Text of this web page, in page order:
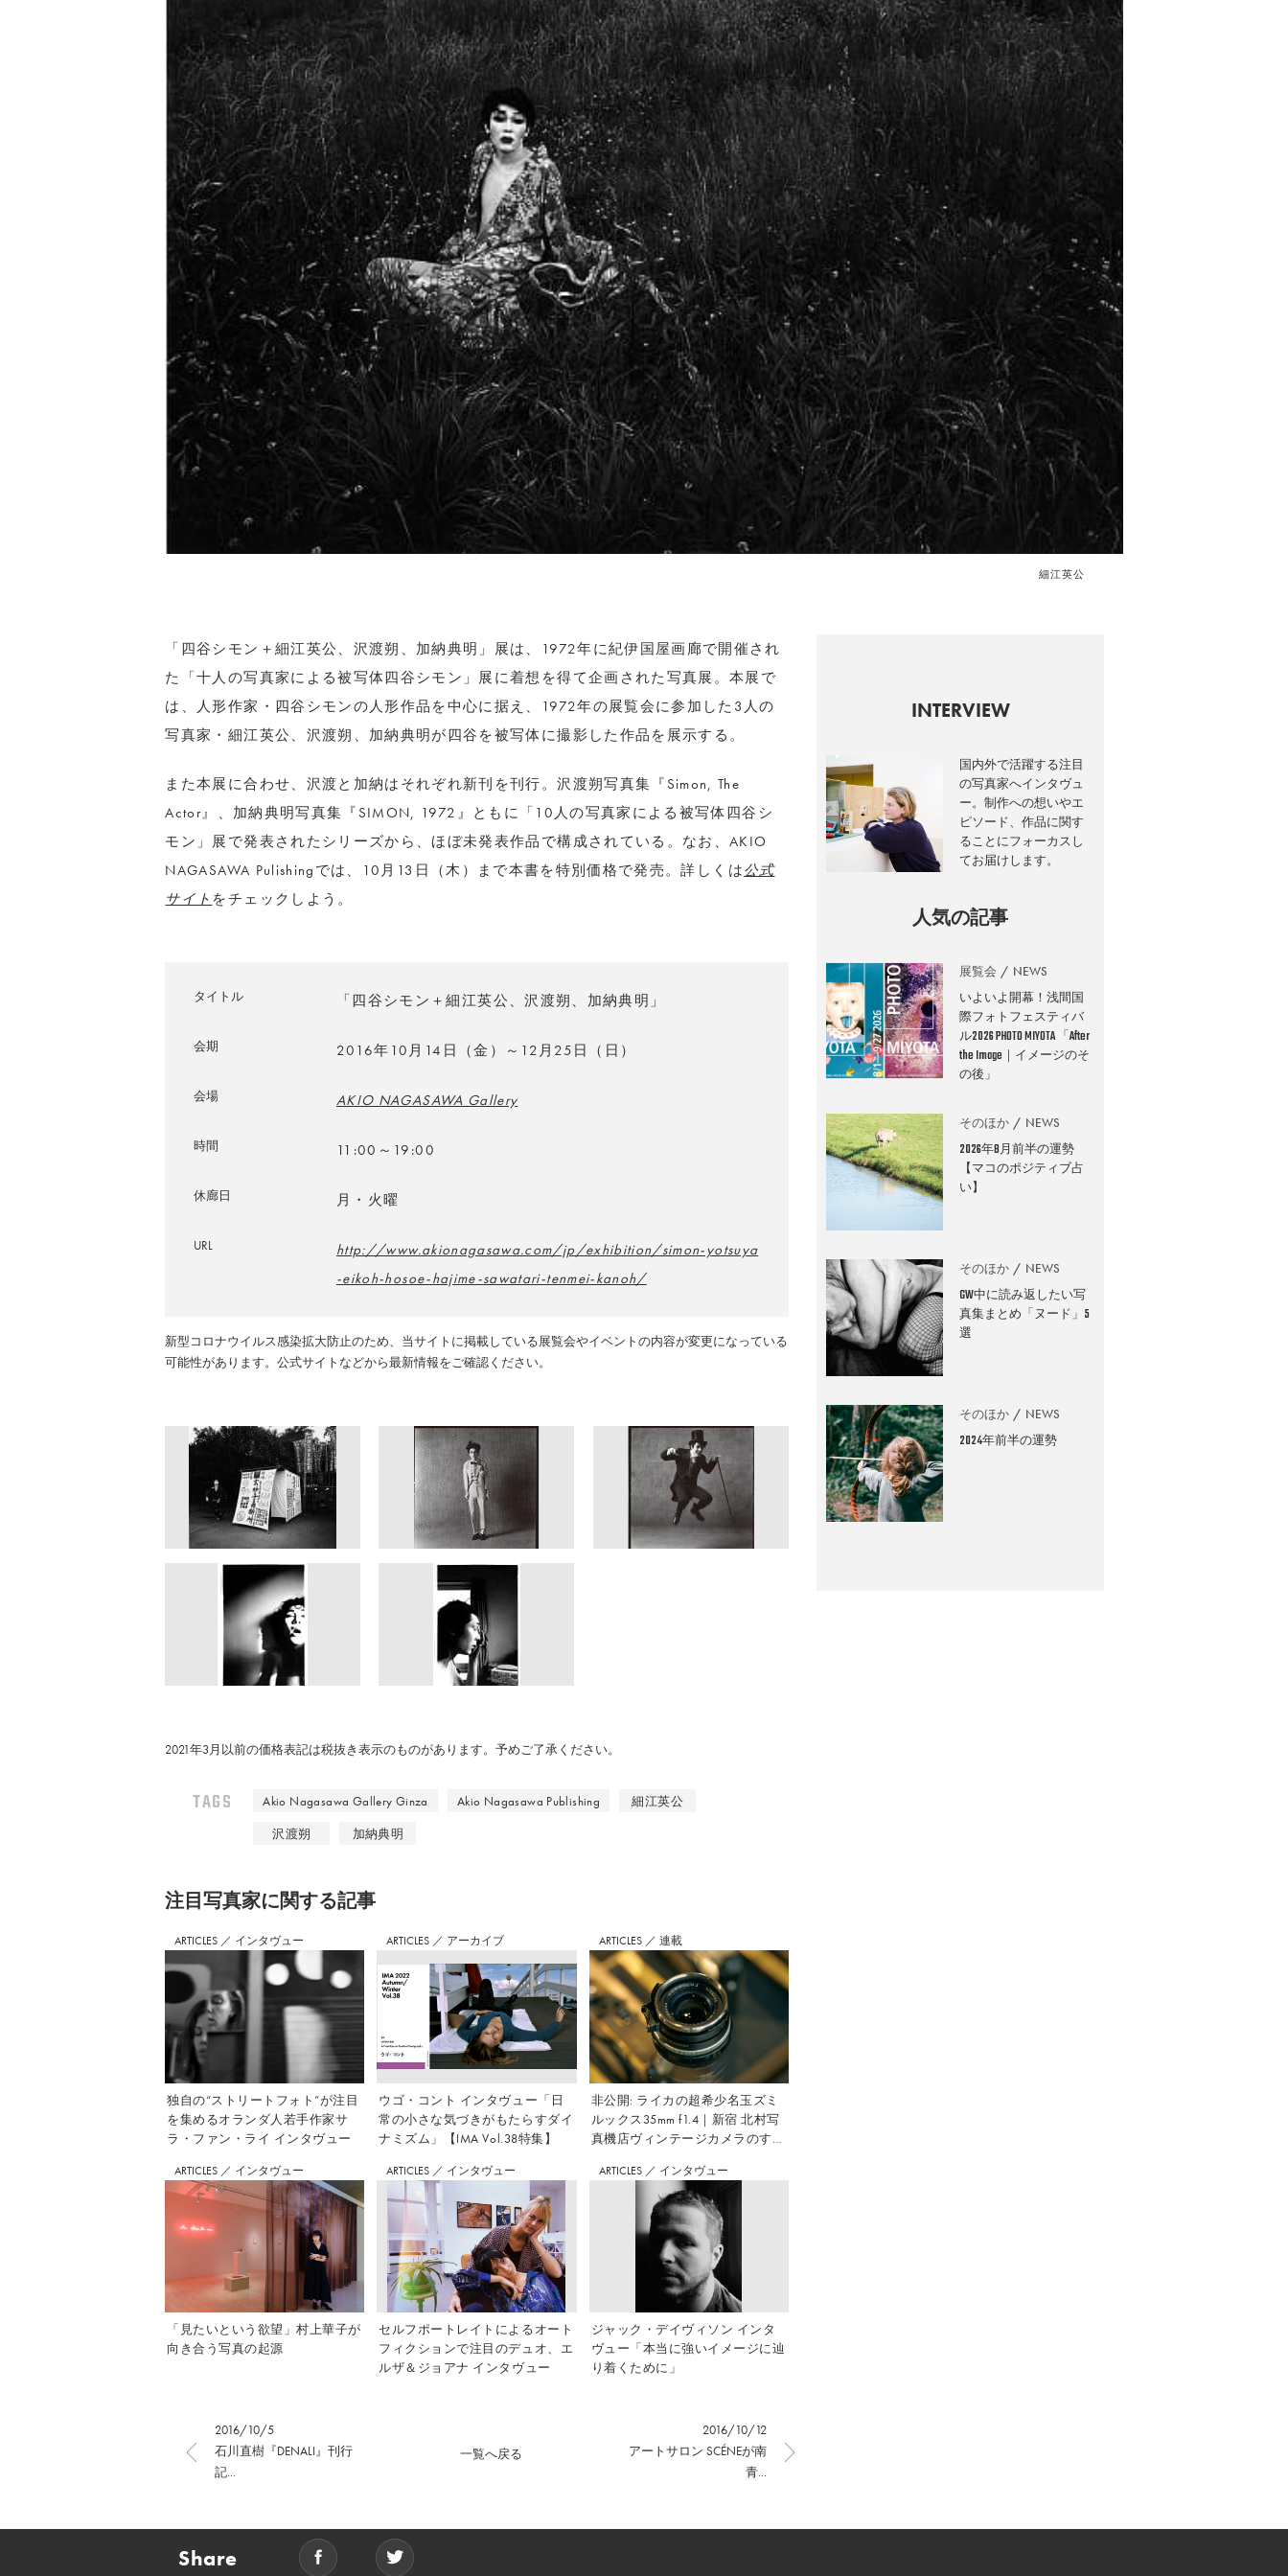
細江英公
「四谷シモン＋細江英公、沢渡朔、加納典明」展は、1972年に紀伊国屋画廊で開催され
た「十人の写真家による被写体四谷シモン」展に着想を得て企画された写真展。本展で
は、人形作家・四谷シモンの人形作品を中心に据え、1972年の展覧会に参加した3人の
写真家・細江英公、沢渡朔、加納典明が四谷を被写体に撮影した作品を展示する。
また本展に合わせ、沢渡と加納はそれぞれ新刊を刊行。沢渡朔写真集『Simon, The
Actor』、加納典明写真集『SIMON, 1972』ともに「10人の写真家による被写体四谷シ
モン」展で発表されたシリーズから、ほぼ未発表作品で構成されている。なお、AKIO
NAGASAWA Pulishingでは、10月13日（木）まで本書を特別価格で発売。詳しくは公式
サイト をチェックしよう。
タイトル 「四谷シモン＋細江英公、沢渡朔、加納典明」
会期 2016年10月14日（金）～12月25日（日）
会場 AKIO NAGASAWA Gallery
時間 11:00～19:00
休廊日 月・火曜
URL
http://www.akionagasawa.com/jp/exhibition/simon-yotsuya
-eikoh-hosoe-hajime-sawatari-tenmei-kanoh/
新型コロナウイルス感染拡大防止のため、当サイトに掲載している展覧会やイベントの内容が変更になっている
可能性があります。公式サイトなどから最新情報をご確認ください。
2021年3月以前の価格表記は税抜き表示のものがあります。予めご了承ください。
TAGS Akio Nagasawa Gallery Ginza Akio Nagasawa Publishing
細江英公
沢渡朔
加納典明
注⽬写真家に関する記事
ARTICLES ／ インタヴュー
独自の“ストリートフォト”が注目
を集めるオランダ人若手作家サ
ラ・ファン・ライ インタヴュー
ARTICLES ／ アーカイブ
ウゴ・コント インタヴュー「日
常の小さな気づきがもたらすダイ
ナミズム」【IMA Vol.38特集】
ARTICLES ／ 連載
非公開: ライカの超希少名玉ズミ
ルックス35mm f1.4｜新宿 北村写
真機店ヴィンテージカメラのすす
ARTICLES ／ インタヴュー
「見たいという欲望」村上華子が
向き合う写真の起源
ARTICLES ／ インタヴュー
セルフポートレイトによるオート
フィクションで注目のデュオ、エ
ルザ＆ジョアナ インタヴュー
ARTICLES ／ インタヴュー
ジャック・デイヴィソン インタ
ヴュー「本当に強いイメージに辿
り着くために」
2016/10/5
石川直樹『DENALI』刊行
記...
2016/10/12
アートサロン SCÉNEが南
青...
一覧へ戻る
INTERVIEW
国内外で活躍する注目
の写真家へインタヴュ
ー。制作への想いやエ
ピソード、作品に関す
ることにフォーカスし
てお届けします。
人気の記事
展覧会 NEWS
いよいよ開幕！浅間国
際フォトフェスティバ
ル2026 PHOTO MIYOTA 「After
the Image｜イメージのそ
の後」
そのほか NEWS
2026年8月前半の運勢
【マコのポジティブ占
い】
そのほか NEWS
GW中に読み返したい写
真集まとめ「ヌード」5
選
そのほか NEWS
2024年前半の運勢
Share